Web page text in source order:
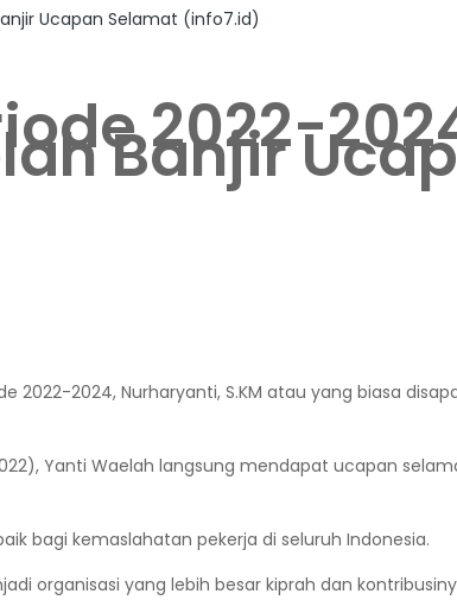
Ucapan Selamat (info7.id)
2022-
Banjir
2022-2024, Nurharyanti, S.KM atau yang biasa
Yanti Waelah langsung mendapat ucapan
bagi kemaslahatan pekerja di seluruh Indonesia.
organisasi yang lebih besar kiprah dan